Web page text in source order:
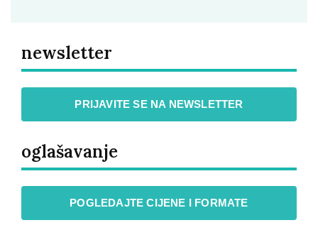
newsletter
PRIJAVITE SE NA NEWSLETTER
oglašavanje
POGLEDAJTE CIJENE I FORMATE